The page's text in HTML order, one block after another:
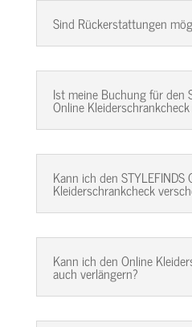
Sind Rückerstattungen
Ist meine Buchung für den
Online
Kann ich den STYLEFINDS
Kleiderschrankcheck
Kann ich den Online
auch verlängern?